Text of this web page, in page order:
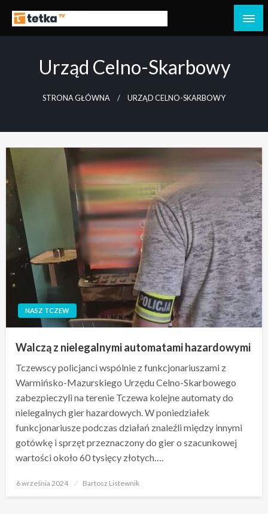
treściTv Tetka Tczew
Tetka Tczew – Twoja lokalna telewizja!
Urząd Celno-Skarbowy
STRONA GŁÓWNA URZĄD CELNO-SKARBOWY
NASZ TCZEW
Walczą z nielegalnymi automatami hazardowymi
Tczewscy policjanci wspólnie z funkcjonariuszami z
Warmińsko-Mazurskiego Urzędu Celno-Skarbowego
zabezpieczyli na terenie Tczewa kolejne automaty do
nielegalnych gier hazardowych. W poniedziałek
funkcjonariusze podczas działań znaleźli między innymi
gotówkę i sprzęt przeznaczony do gier o szacunkowej
wartości około 60 tysięcy złotych….
Opublikowane
6 września 2024 Bartosz Listewnik